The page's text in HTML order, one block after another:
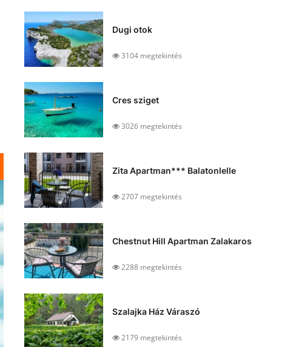
Dugi otok
3104 megtekintés
Cres sziget
3026 megtekintés
Zita Apartman*** Balatonlelle
2707 megtekintés
Chestnut Hill Apartman Zalakaros
2288 megtekintés
Szalajka Ház Váraszó
2179 megtekintés